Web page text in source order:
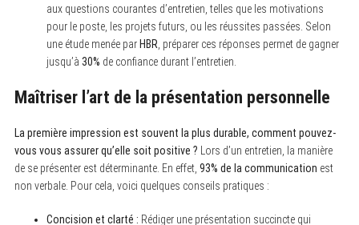
aux questions courantes d’entretien, telles que les motivations
pour le poste, les projets futurs, ou les réussites passées. Selon
une étude menée parHBR , préparer ces réponses permet de gagner
jusqu’à 30% de confiance durant l’entretien.
Maîtriser l’art de la présentation personnelle
La première impression est souvent la plus durable, comment pouvez-
vous vous assurer qu’elle soit positive ? Lors d’un entretien, la manière
de se présenter est déterminante. En effet, 93% de la communication est
non verbale. Pour cela, voici quelques conseils pratiques :
Concision et clarté : Rédiger une présentation succincte qui